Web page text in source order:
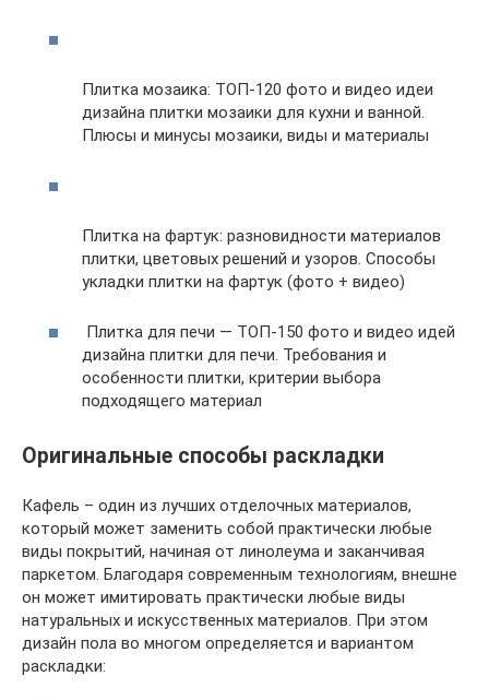
Плитка мозаика: ТОП-120 фото и видео идеи
дизайна плитки мозаики для кухни и ванной.
Плюсы и минусы мозаики, виды и материалы
Плитка на фартук: разновидности материалов
плитки, цветовых решений и узоров. Способы
укладки плитки на фартук (фото + видео)
Плитка для печи — ТОП-150 фото и видео идей
дизайна плитки для печи. Требования и
особенности плитки, критерии выбора
подходящего материал
Оригинальные способы раскладки
Кафель – один из лучших отделочных материалов,
который может заменить собой практически любые
виды покрытий, начиная от линолеума и заканчивая
паркетом. Благодаря современным технологиям, внешне
он может имитировать практически любые виды
натуральных и искусственных материалов. При этом
дизайн пола во многом определяется и вариантом
раскладки: